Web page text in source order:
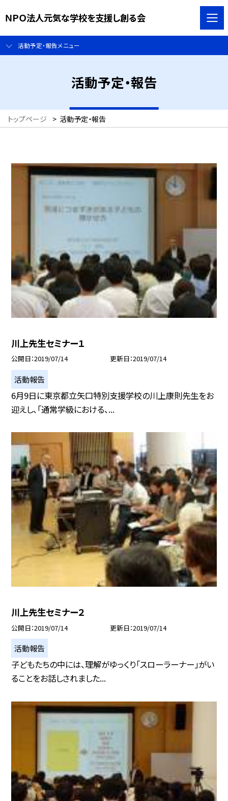
ＮＰＯ法人元気な学校を支援し創る会
活動予定・報告メニュー
活動予定・報告
トップページ > 活動予定・報告
川上先生セミナー１
公開日 2019/07/14 更新日 2019/07/14
活動報告
6月9日に東京都立矢口特別支援学校の川上康則先生をお
迎えし、「通常学級における、...
川上先生セミナー２
公開日 2019/07/14 更新日 2019/07/14
活動報告
子どもたちの中には、理解がゆっくり「スローラーナー」がい
ることをお話しされました...